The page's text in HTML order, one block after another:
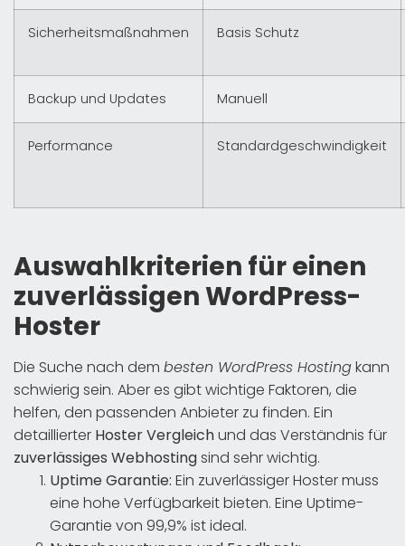
Sicherheitsmaßnahmen Basis Schutz
Backup und Updates Manuell
Performance Standardgeschwindigkeit
Auswahlkriterien für einen
zuverlässigen WordPress-
Hoster
Die Suche nach dem besten WordPress Hostingkann
schwierig sein. Aber es gibt wichtige Faktoren, die
helfen, den passenden Anbieter zu finden. Ein
detaillierter Hoster Vergleichund das Verständnis für
zuverlässiges Webhostingsind sehr wichtig.
Uptime Garantie: Ein zuverlässiger Hoster muss
eine hohe Verfügbarkeit bieten. Eine Uptime-
Garantie von 99,9% ist ideal.